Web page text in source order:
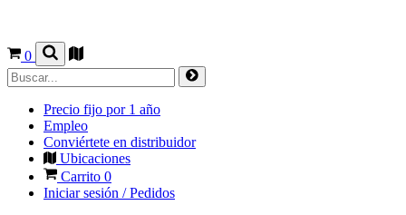
0
Precio fijo por 1 año
Empleo
Conviértete en distribuidor
Ubicaciones
Carrito 0
Iniciar sesión / Pedidos